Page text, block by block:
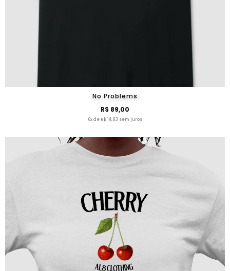
No Problems
R$ 89,00
6x de R$ 14,83 sem juros